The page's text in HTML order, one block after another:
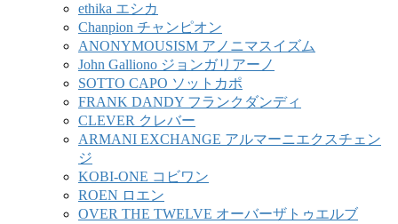
ethika エシカ
Chanpion チャンピオン
ANONYMOUSISM アノニマスイズム
John Galliono ジョンガリアーノ
SOTTO CAPO ソットカポ
FRANK DANDY フランクダンディ
CLEVER クレバー
ARMANI EXCHANGE アルマーニエクスチェン
ジ
KOBI-ONE コビワン
ROEN ロエン
OVER THE TWELVE オーバーザトゥエルブ